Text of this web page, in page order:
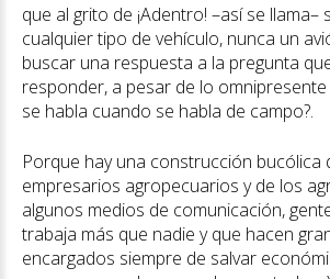
que al grito de ¡Adentro! –así se llama–
cualquier tipo de vehículo, nunca un
buscar una respuesta a la pregunta
responder, a pesar de lo omnipresente
se habla cuando se habla de campo?.
Porque hay una construcción bucólica
empresarios agropecuarios y de los
algunos medios de comunicación,
trabaja más que nadie y que hacen
encargados siempre de salvar